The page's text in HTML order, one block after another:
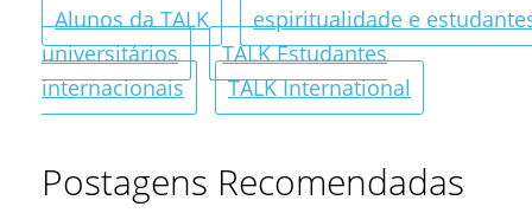
Alunos da TALK
espiritualidade e
universitários
TALK Estudantes
internacionais
TALK International
Postagens Recomendadas